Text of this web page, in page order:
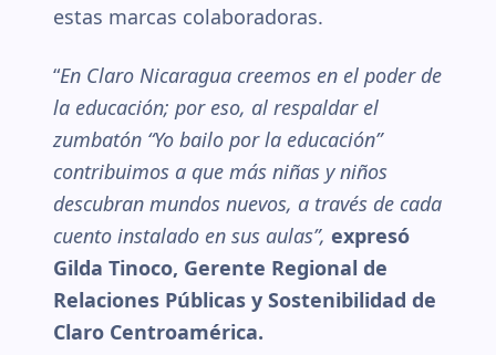
estas marcas colaboradoras.
“En Claro Nicaragua creemos en el poder de
la educación; por eso, al respaldar el
zumbatón “Yo bailo por la educación”
contribuimos a que más niñas y niños
descubran mundos nuevos, a través de cada
cuento instalado en sus aulas”, expresó
Gilda Tinoco, Gerente Regional de
Relaciones Públicas y Sostenibilidad de
Claro Centroamérica.